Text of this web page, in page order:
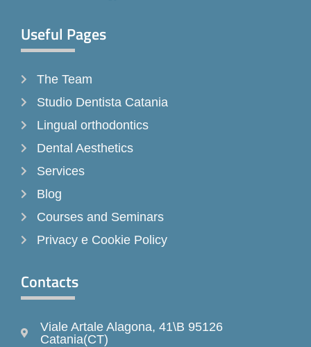
Useful Pages
The Team
Studio Dentista Catania
Lingual orthodontics
Dental Aesthetics
Services
Blog
Courses and Seminars
Privacy e Cookie Policy
Contacts
Viale Artale Alagona, 41\B 95126
Catania(CT)